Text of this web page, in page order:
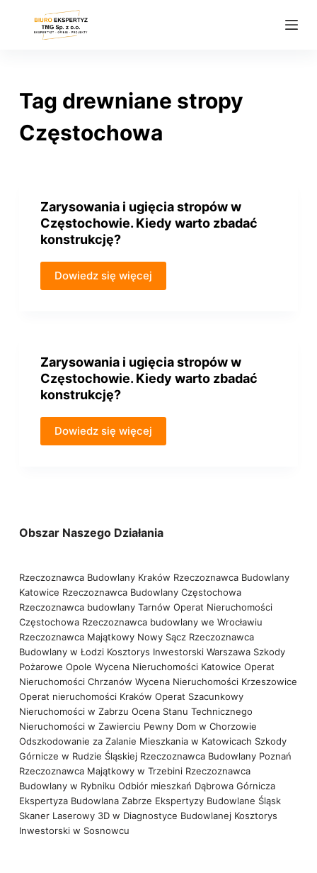
Tag drewniane stropy
Częstochowa
Zarysowania i ugięcia stropów w
Częstochowie. Kiedy warto zbadać
konstrukcję?
Dowiedz się więcej
Zarysowania i ugięcia stropów w
Częstochowie. Kiedy warto zbadać
konstrukcję?
Dowiedz się więcej
Obszar Naszego Działania
Rzeczoznawca Budowlany Kraków Rzeczoznawca Budowlany
Katowice Rzeczoznawca Budowlany Częstochowa
Rzeczoznawca budowlany Tarnów Operat Nieruchomości
Częstochowa Rzeczoznawca budowlany we Wrocławiu
Rzeczoznawca Majątkowy Nowy Sącz Rzeczoznawca
Budowlany w Łodzi Kosztorys Inwestorski Warszawa Szkody
Pożarowe Opole Wycena Nieruchomości Katowice Operat
Nieruchomości Chrzanów Wycena Nieruchomości Krzeszowice
Operat nieruchomości Kraków Operat Szacunkowy
Nieruchomości w Zabrzu Ocena Stanu Technicznego
Nieruchomości w Zawierciu Pewny Dom w Chorzowie
Odszkodowanie za Zalanie Mieszkania w Katowicach Szkody
Górnicze w Rudzie Śląskiej Rzeczoznawca Budowlany Poznań
Rzeczoznawca Majątkowy w Trzebini Rzeczoznawca
Budowlany w Rybniku Odbiór mieszkań Dąbrowa Górnicza
Ekspertyza Budowlana Zabrze Ekspertyzy Budowlane Śląsk
Skaner Laserowy 3D w Diagnostyce Budowlanej Kosztorys
Inwestorski w Sosnowcu